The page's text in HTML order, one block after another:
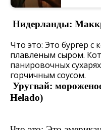
Нидерланды:
Что это: Это бургер с
плавленым сыром.
панировочных
горчичным соусом.
Уругвай:
Helado)